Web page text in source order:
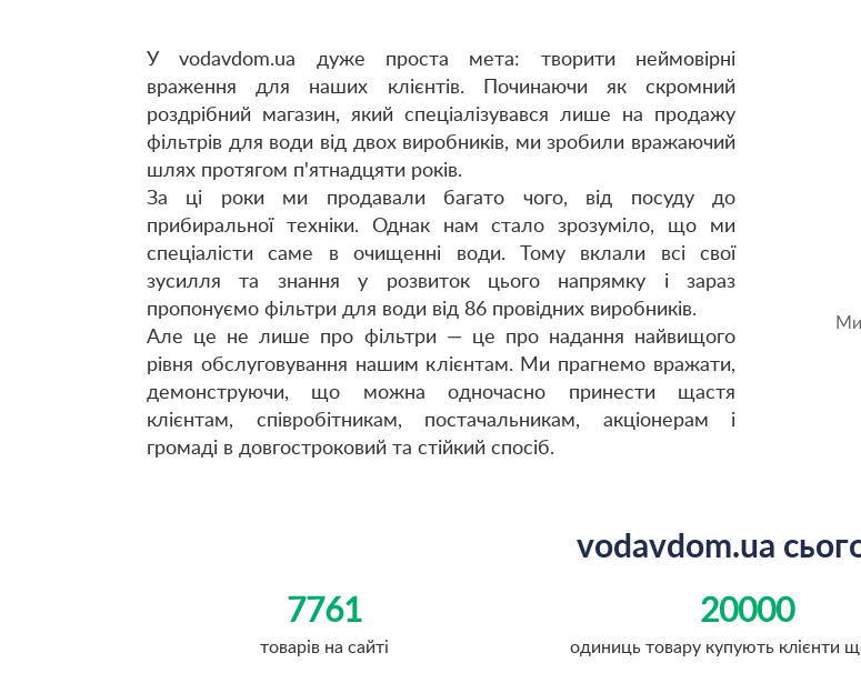
У vodavdom.ua дуже проста мета: творити неймовірні
враження для наших клієнтів. Починаючи як скромний
роздрібний магазин, який спеціалізувався лише на продажу
фільтрів для води від двох виробників, ми зробили вражаючий
шлях протягом п'ятнадцяти років.
За ці роки ми продавали багато чого, від посуду до
прибиральної техніки. Однак нам стало зрозуміло, що ми
спеціалісти саме в очищенні води. Тому вклали всі свої
зусилля та знання у розвиток цього напрямку і зараз
пропонуємо фільтри для води від 86 провідних виробників.
Але це не лише про фільтри — це про надання найвищого
рівня обслуговування нашим клієнтам. Ми прагнемо вражати,
демонструючи, що можна одночасно принести щастя
клієнтам, співробітникам, постачальникам, акціонерам і
громаді в довгостроковий та стійкий спосіб.
Ми
vodavdom.ua
7761
товарів на сайті
20000
одиниць товару купують клієнти